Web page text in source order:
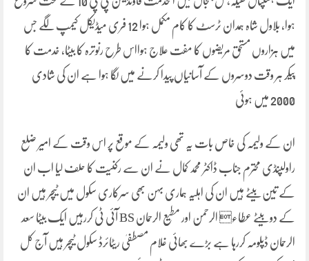
ہوا، بلاول شاہ ہمدان ٹرسٹ کا کام مکمل ہوا 12 فری میڈیکل کیمپ لگے جس
میں ہزاروں مستحق مریضوں کا مفت علاج ہوااس طرح رنوترہ کا بیٹا، خدمت کا
پیکر ہر وقت دوسروں کے آسانیاں پیدا کرنے میں لگا ہوا ہے ان کی شادی
2000 میں ہوئی
ان کے ولیمہ کی خاص بات یہ تھی ولیمہ کے موقع پر اس وقت کے امیر ضلع
راولپنڈی محترم جناب ڈاکٹر محمد کمال نے ان سے رکنیت کا حلف لیا اب ان
کے تین بیٹے ہیں ان کی اہلیہ ہماری بہن بھی سرکاری سکول میں ٹیچر ہیں ان
کے دو بیٹے عطاء الرحمن اور مطیع الرحمان BS آئی ٹی کررہیں ایک بیٹا سعد
الرحمان ڈپلومہ کررہا ہے بڑے بھائی غلام مصطفیٰ ریٹائرڈ سکول ٹیچر ہیں آج کل